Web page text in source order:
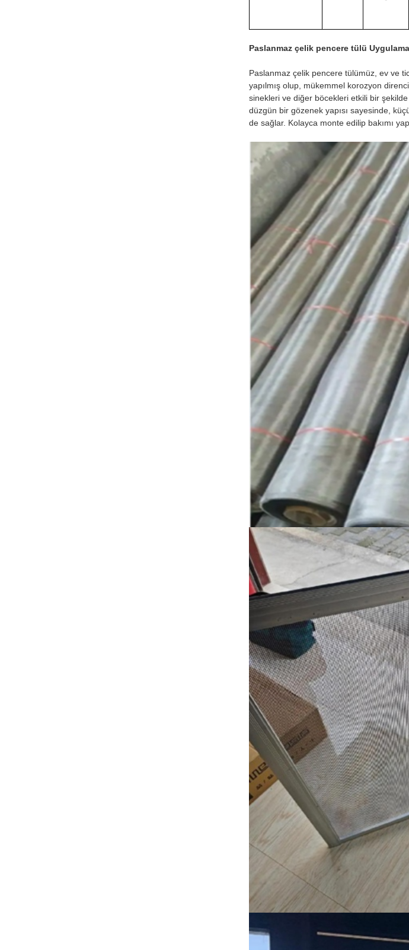
Paslanmaz çelik pencere tülü
Paslanmaz çelik pencere tülümüz, ev ve
yapılmış olup, mükemmel korozyon
sinekleri ve diğer böcekleri etkili bir şekilde
düzgün bir gözenek yapısı sayesinde,
de sağlar. Kolayca monte edilip bakımı